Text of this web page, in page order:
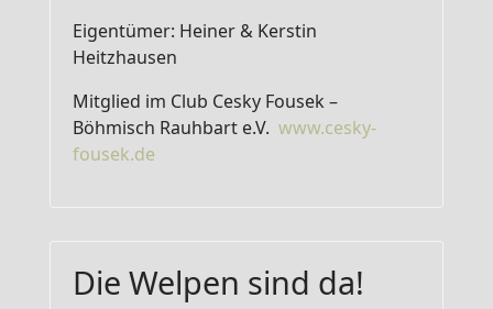
Eigentümer: Heiner & Kerstin
Heitzhausen
Mitglied im Club Cesky Fousek –
Böhmisch Rauhbart e.V. www.cesky-
fousek.de
Die Welpen sind da!